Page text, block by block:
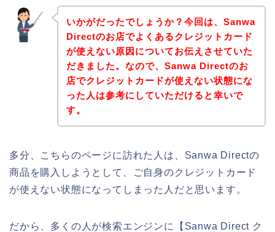
いかがだったでしょうか？今回は、Sanwa
Directのお店でよくあるクレジットカード
が使えない原因についてお伝えさせていた
だきました。なので、Sanwa Directのお
店でクレジットカードが使えない状態にな
った人は参考にしていただけると幸いで
す。
多分、こちらのページに訪れた人は、Sanwa Directの
商品を購入しようとして、ご自身のクレジットカード
が使えない状態になってしまった人だと思います。
だから、多くの人が検索エンジンに【Sanwa Direct ク